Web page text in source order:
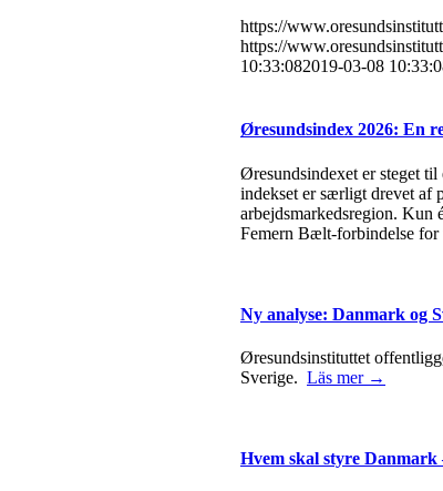
https://
https://
10:33:082019-03-08
Øresundsindex 2026: En
Øresundsindexet er steget
indekset er særligt drevet af
arbejdsmarkedsregion. Kun
Femern Bælt-forbindelse for
Ny analyse: Danmark og
Øresundsinstituttet
Sverige. Läs mer →
Hvem skal styre Danmark